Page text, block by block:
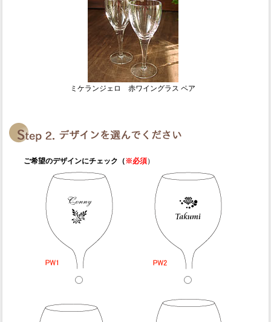
ミケランジェロ 赤ワイングラス ペア
ご希望のデザインにチェック（※必須）